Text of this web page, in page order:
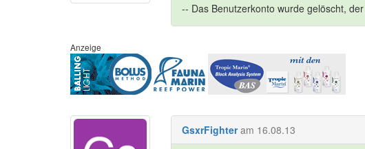
-- Das Benutzerkonto wurde gelöscht,
Anzeige
GsxrFighter am 16.08.13